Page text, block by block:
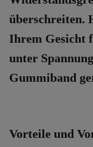
überschreiten.
Ihrem Gesicht
unter
Gummiband
Vorteile und